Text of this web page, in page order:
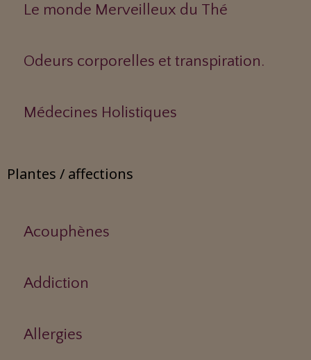
Le monde Merveilleux du Thé
Odeurs corporelles et transpiration.
Médecines Holistiques
Plantes / affections
Acouphènes
Addiction
Allergies